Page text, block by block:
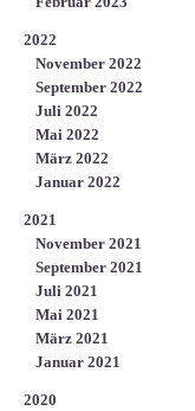
2022
November 2022
September 2022
Juli 2022
Mai 2022
März 2022
Januar 2022
2021
November 2021
September 2021
Juli 2021
Mai 2021
März 2021
Januar 2021
2020